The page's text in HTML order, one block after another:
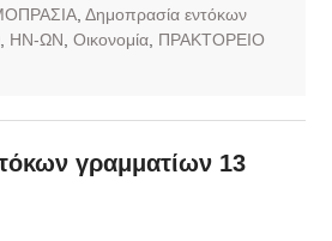
, Δημοπρασία εντόκων
ΗΝ-ΩΝ Οικονομία, ΠΡΑΚΤΟΡΕΙΟ
γραμματίων 13